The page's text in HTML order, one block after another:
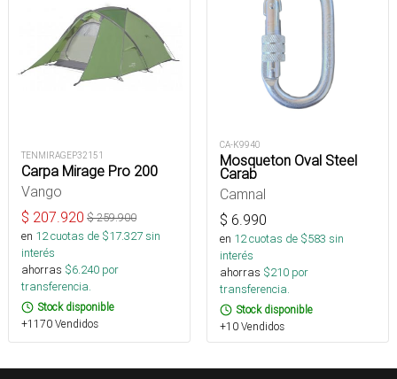
TENMIRAGEP32151
Carpa Mirage Pro 200
Vango
$ 207.920 $259.900
en 12cuotas de $17.327sin
interés
ahorras $6.240 por
transferencia.
Stock disponible
+1170 Vendidos
CA-K9940
Mosqueton Oval Steel
Carab
Camnal
$ 6.990
en 12cuotas de $583 sin
interés
ahorras $210 por
transferencia.
Stock disponible
+10 Vendidos